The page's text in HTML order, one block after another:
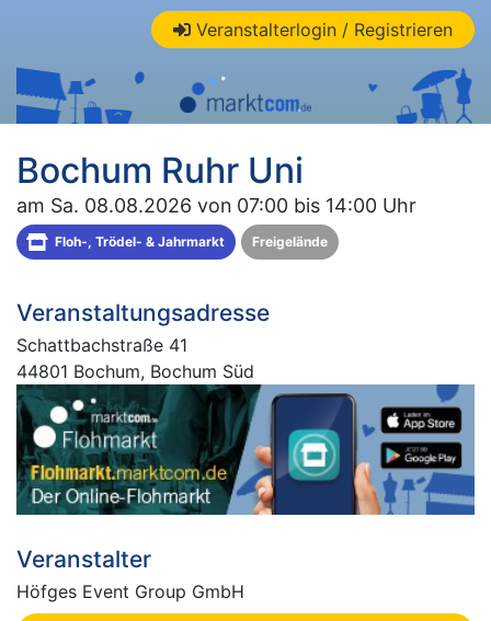
Veranstalterlogin / Registrieren
Bochum Ruhr Uni
am Sa. 08.08.2026 von 07:00 bis 14:00 Uhr
Floh-, Trödel- & Jahrmarkt Freigelände
Veranstaltungsadresse
Schattbachstraße 41
44801 Bochum, Bochum Süd
Veranstalter
Höfges Event Group GmbH